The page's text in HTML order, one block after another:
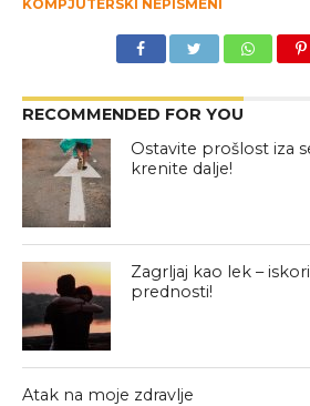
KOMPJUTERSKI NEPISMENI
RECOMMENDED FOR YOU
Ostavite prošlost iza
krenite dalje!
Zagrljaj kao lek –
prednosti!
Atak na moje zdravlje